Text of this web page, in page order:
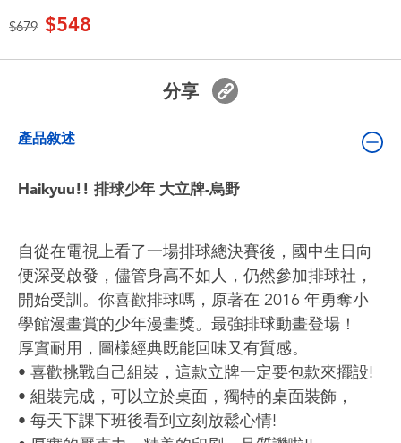
電池
任天堂 Switch
盲盒
角色收藏
生活雜貨
價格從
$679至$548
分享
產品敘述
Haikyuu!! 排球少年 大立牌-烏野
自從在電視上看了一場排球總決賽後，國中生日向
便深受啟發，儘管身高不如人，仍然參加排球社，
開始受訓。你喜歡排球嗎，原著在 2016 年勇奪小
學館漫畫賞的少年漫畫獎。最強排球動畫登場！
厚實耐用，圖樣經典既能回味又有質感。
• 喜歡挑戰自己組裝，這款立牌一定要包款來擺設!
• 組裝完成，可以立於桌面，獨特的桌面裝飾，
• 每天下課下班後看到立刻放鬆心情!